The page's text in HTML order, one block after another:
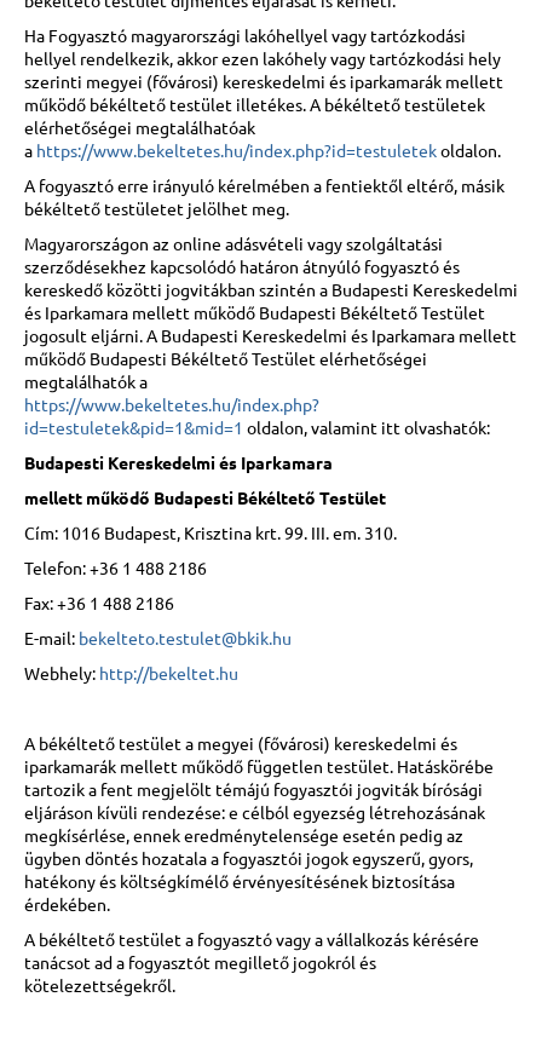
Ha Fogyasztó magyarországi lakóhellyel vagy tartózkodási
hellyel rendelkezik, akkor ezen lakóhely vagy tartózkodási hely
szerinti megyei (fővárosi) kereskedelmi és iparkamarák mellett
működő békéltető testület illetékes. A békéltető testületek
elérhetőségei megtalálhatóak
a https://www.bekeltetes.hu/index.php?id=testuletekoldalon.
A fogyasztó erre irányuló kérelmében a fentiektől eltérő, másik
békéltető testületet jelölhet meg.
Magyarországon az online adásvételi vagy szolgáltatási
szerződésekhez kapcsolódó határon átnyúló fogyasztó és
kereskedő közötti jogvitákban szintén a Budapesti Kereskedelmi
és Iparkamara mellett működő Budapesti Békéltető Testület
jogosult eljárni. A Budapesti Kereskedelmi és Iparkamara mellett
működő Budapesti Békéltető Testület elérhetőségei
megtalálhatók a
https://www.bekeltetes.hu/index.php?
id=testuletek&pid=1&mid=1 oldalon, valamint itt olvashatók:
Budapesti Kereskedelmi és Iparkamara
mellett működő Budapesti Békéltető Testület
Cím: 1016 Budapest, Krisztina krt. 99. III. em. 310.
Telefon: +36 1 488 2186
Fax: +36 1 488 2186
E-mail: bekelteto.testulet@bkik.hu
Webhely: http://bekeltet.hu
A békéltető testület a megyei (fővárosi) kereskedelmi és
iparkamarák mellett működő független testület. Hatáskörébe
tartozik a fent megjelölt témájú fogyasztói jogviták bírósági
eljáráson kívüli rendezése: e célból egyezség létrehozásának
megkísérlése, ennek eredménytelensége esetén pedig az
ügyben döntés hozatala a fogyasztói jogok egyszerű, gyors,
hatékony és költségkímélő érvényesítésének biztosítása
érdekében.
A békéltető testület a fogyasztó vagy a vállalkozás kérésére
tanácsot ad a fogyasztót megillető jogokról és
kötelezettségekről.